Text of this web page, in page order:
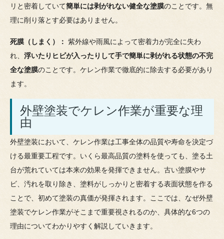
リと密着していて簡単には剥がれない健全な塗膜のことです。無
理に削り落とす必要はありません。
死膜（しまく）： 紫外線や雨風によって密着力が完全に失わ
れ、 浮いたりヒビが入ったりして手で簡単に剥がれる状態の不完
全な塗膜のことです。ケレン作業で徹底的に除去する必要があり
ます。
外壁塗装でケレン作業が重要な理
由
外壁塗装において、ケレン作業は工事全体の品質や寿命を決定づ
ける最重要工程です。いくら最高品質の塗料を使っても、塗る土
台が荒れていては本来の効果を発揮できません。古い塗膜やサ
ビ、汚れを取り除き、塗料がしっかりと密着する表面状態を作る
ことで、初めて塗装の真価が発揮されます。ここでは、なぜ外壁
塗装でケレン作業がそこまで重要視されるのか、具体的な6つの
理由についてわかりやすく解説していきます。